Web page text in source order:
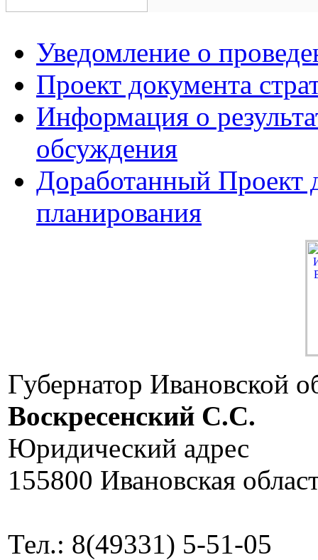
Уведомление о
Проект документа
Информация о
обсуждения
Доработанный Проект
планирования
Губернатор Ивановской
Воскресенский C.C.
Юридический адрес
155800 Ивановская
Тел.: 8(49331) 5-51-05